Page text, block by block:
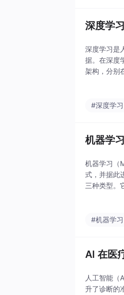
深度学
深度学习是
据。在深度
架构，分别
#深度学习
机器学
机器学习（
式，并据此
三种类型。
#机器学习
AI 在医
人工智能
升了诊断的